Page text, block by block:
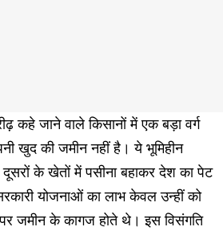
कहे जाने वाले किसानों में एक बड़ा वर्ग
खुद की जमीन नहीं है। ये भूमिहीन
के खेतों में पसीना बहाकर देश का पेट
योजनाओं का लाभ केवल उन्हीं को
पर जमीन के कागज होते थे। इस विसंगति